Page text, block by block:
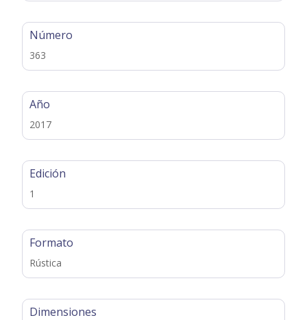
Número
363
Año
2017
Edición
1
Formato
Rústica
Dimensiones